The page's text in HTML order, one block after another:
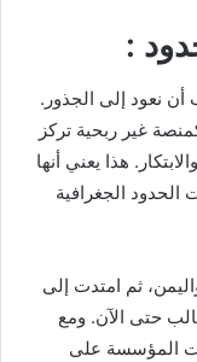
:
نعود إلى الجذور.
مؤسسة علماء بلا حدود عام 2015 كمنصة غير ربحية تركز
هذا يعني أنها
الجغرافية
ثم امتدت إلى
حيث أطلقت برامج لدعم 5000 طالب حتى الآن. ومع
المؤسسة على